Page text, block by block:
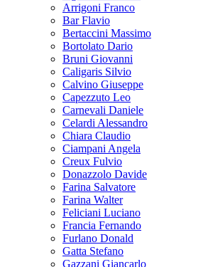
Arrigoni Franco
Bar Flavio
Bertaccini Massimo
Bortolato Dario
Bruni Giovanni
Caligaris Silvio
Calvino Giuseppe
Capezzuto Leo
Carnevali Daniele
Celardi Alessandro
Chiara Claudio
Ciampani Angela
Creux Fulvio
Donazzolo Davide
Farina Salvatore
Farina Walter
Feliciani Luciano
Francia Fernando
Furlano Donald
Gatta Stefano
Gazzani Giancarlo